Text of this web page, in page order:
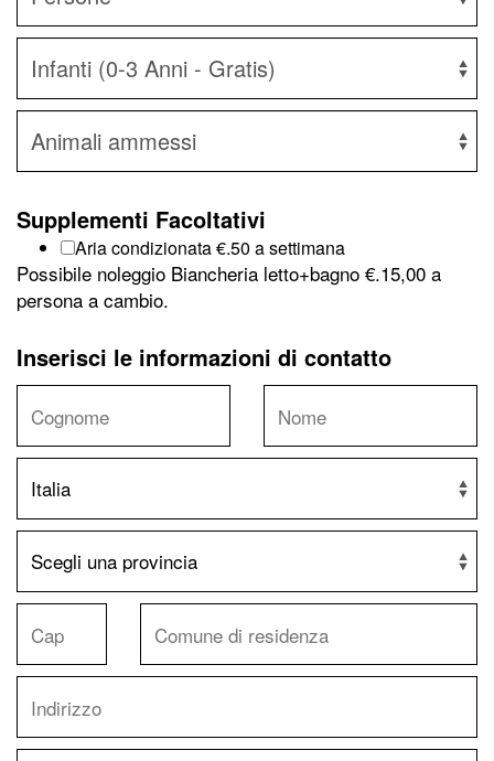
Supplementi Facoltativi
Aria condizionata €.50 a settimana
Possibile noleggio Biancheria letto+bagno €.15,00 a
persona a cambio.
Inserisci le informazioni di contatto